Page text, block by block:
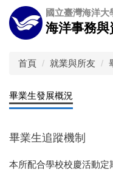
跳
到
主
區
國立臺灣海洋大
海洋事務
首頁 就業與所友
畢業生發展概況
畢業生追蹤機制
本所配合學校校慶活動定